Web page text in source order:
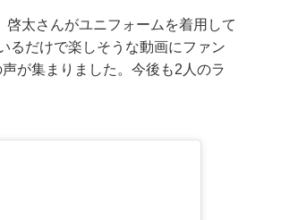
太さんがユニフォームを着用して
るだけで楽しそうな動画にファン
が集まりました。今後も2人のラ